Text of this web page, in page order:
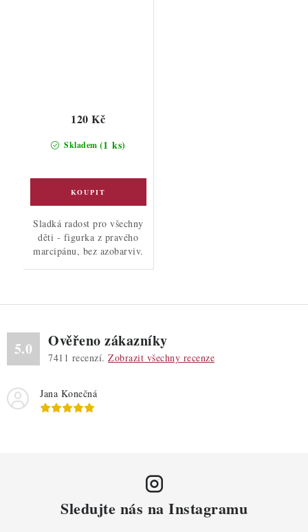
Skladem (1 ks)
120 Kč
Sladká radost pro všechny
děti - figurka z pravého
marcipánu, bez azobarviv.
5.0 Ověřeno zákazníky
7411 recenzí. Zobrazit všechny recenze
Jana Konečná
Sledujte nás na Instagramu